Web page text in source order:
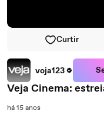
Curtir
voja123
Veja Cinema:
há 15 anos